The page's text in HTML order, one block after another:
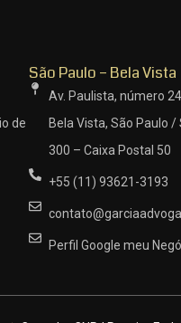
de
São Paulo – Bela Vista
Av. Paulista, número
Bela Vista, São Paulo /
300 – Caixa Postal 50
+55 (11) 93621-3193
Perfil Google meu